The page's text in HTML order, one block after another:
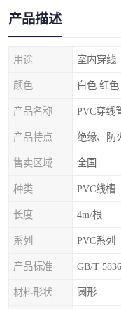
产品描述
用途 室内穿线
颜色 白色 红色
产品名称 PVC穿线
产品特点 绝缘、防
售卖区域 全国
种类 PVC线槽
长度 4m/根
系列 PVC系列
产品标准 GB/T
材料形状 圆形